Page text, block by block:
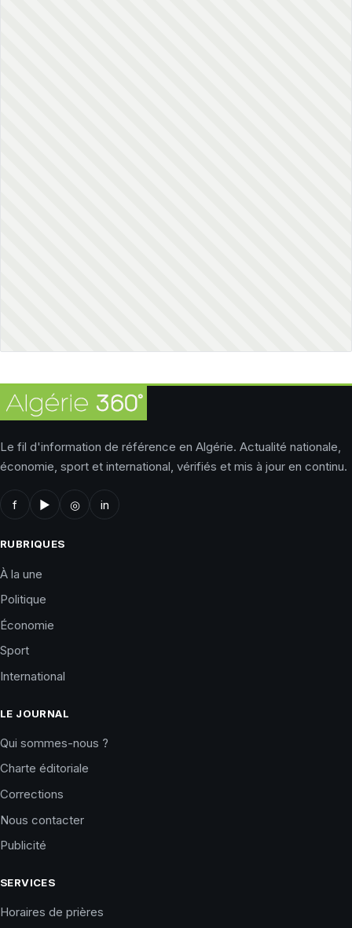
Le fil d'information de référence en Algérie. Actualité nationale,
économie, sport et international, vérifiés et mis à jour en continu.
f ▶ ◎ in
RUBRIQUES
À la une
Politique
Économie
Sport
International
LE JOURNAL
Qui sommes-nous ?
Charte éditoriale
Corrections
Nous contacter
Publicité
SERVICES
Horaires de prières